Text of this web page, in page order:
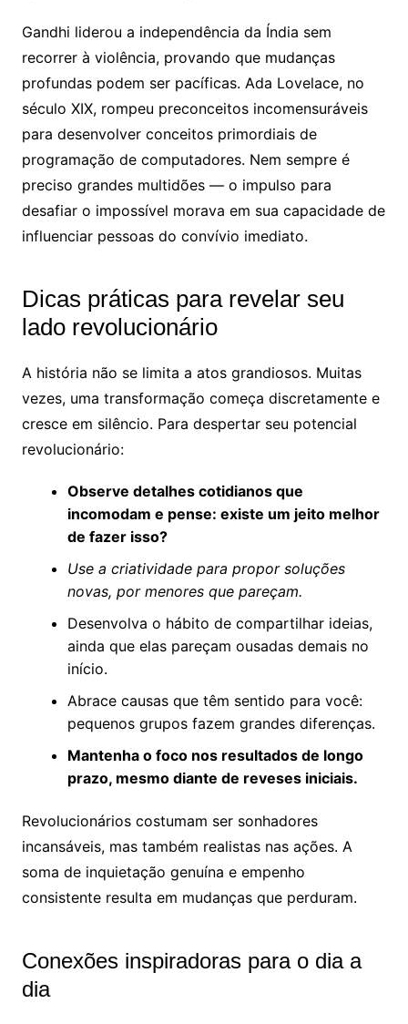
Gandhi liderou a independência da Índia sem
recorrer à violência, provando que mudanças
profundas podem ser pacíficas. Ada Lovelace, no
século XIX, rompeu preconceitos incomensuráveis
para desenvolver conceitos primordiais de
programação de computadores. Nem sempre é
preciso grandes multidões — o impulso para
desafiar o impossível morava em sua capacidade de
influenciar pessoas do convívio imediato.
Dicas práticas para revelar seu
lado revolucionário
A história não se limita a atos grandiosos. Muitas
vezes, uma transformação começa discretamente e
cresce em silêncio. Para despertar seu potencial
revolucionário:
Observe detalhes cotidianos que
incomodam e pense: existe um jeito melhor
de fazer isso?
Use a criatividade para propor soluções
novas, por menores que pareçam.
Desenvolva o hábito de compartilhar ideias,
ainda que elas pareçam ousadas demais no
início.
Abrace causas que têm sentido para você:
pequenos grupos fazem grandes diferenças.
Mantenha o foco nos resultados de longo
prazo, mesmo diante de reveses iniciais.
Revolucionários costumam ser sonhadores
incansáveis, mas também realistas nas ações. A
soma de inquietação genuína e empenho
consistente resulta em mudanças que perduram.
Conexões inspiradoras para o dia a
dia